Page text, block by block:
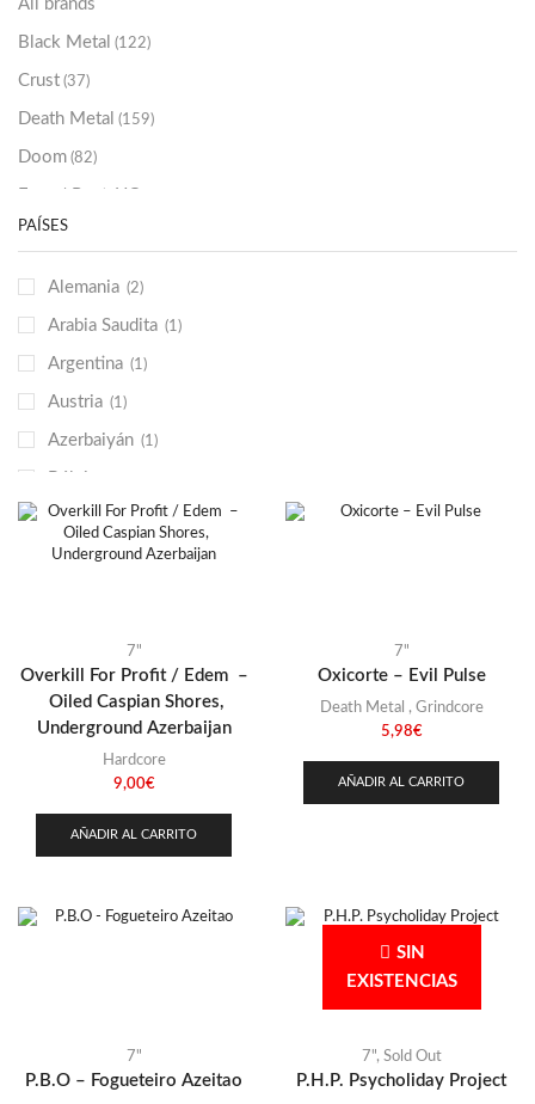
All brands
Black Metal (122)
Crust (37)
Death Metal (159)
Doom (82)
Grindcore
Sludge (35)
Stoner (22)
PAÍSES
Alemania (2)
Arabia Saudita (1)
Argentina (1)
Austria (1)
Azerbaiyán (1)
Bélgica
Brasil (2)
Colombia (2)
Eslovaquia (1)
España (30)
(1)
Inglaterra (3)
(1)
Libano (1)
7"
Overkill For Profit / Edem –
Oiled Caspian Shores,
Underground Azerbaijan
Hardcore
9,00€
AÑADIR AL CARRITO
7"
Oxicorte – Evil Pulse
Death Metal , Grindcore
5,98€
AÑADIR AL CARRITO
7"
P.B.O – Fogueteiro Azeitao
SIN
EXISTENCIAS
7", Sold Out
P.H.P. Psycholiday Project